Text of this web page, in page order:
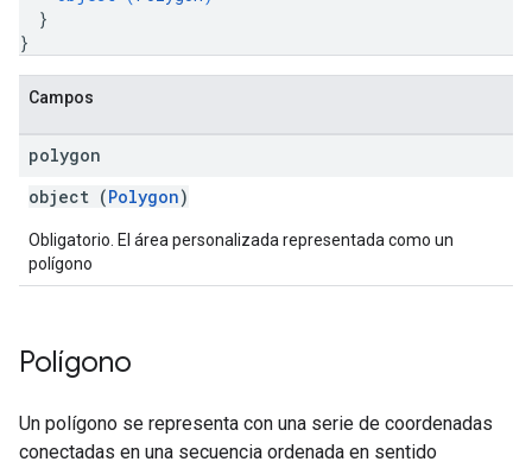
}
}
Campos
polygon
object (Polygon)
Obligatorio. El área personalizada representada como un
polígono
Polígono
Un polígono se representa con una serie de coordenadas
conectadas en una secuencia ordenada en sentido